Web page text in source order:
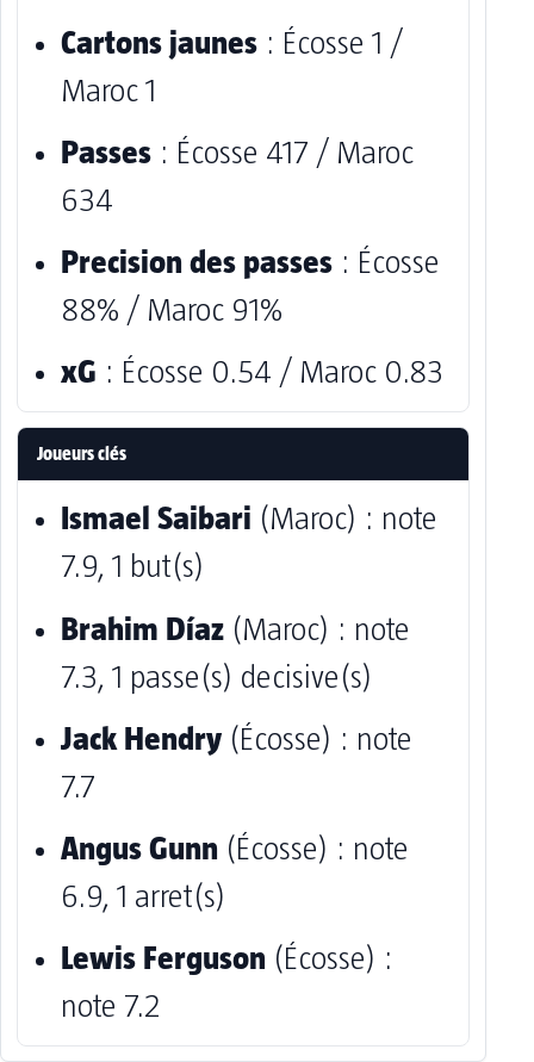
Cartons jaunes : Écosse 1 /
Maroc 1
Passes : Écosse 417 / Maroc
634
Precision des passes : Écosse
88% / Maroc 91%
xG : Écosse 0.54 / Maroc 0.83
Joueurs clés
Ismael Saibari (Maroc) : note
7.9, 1 but(s)
Brahim Díaz (Maroc) : note
7.3, 1 passe(s) decisive(s)
Jack Hendry (Écosse) : note
7.7
Angus Gunn (Écosse) : note
6.9, 1 arret(s)
Lewis Ferguson (Écosse) :
note 7.2